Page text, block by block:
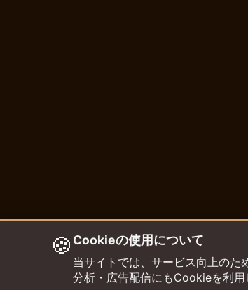
🍪 Cookieの使用について
当サイトでは、サービス向上の
分析・広告配信にもCookieを利用